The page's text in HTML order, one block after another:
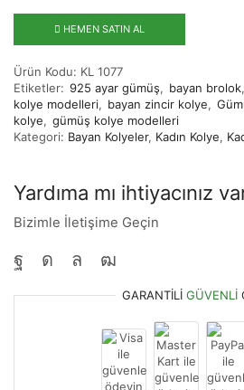
HEMEN SATIN AL
Ürün Kodu: KL 1077
Etiketler: 925 ayar gümüş, bayan brolok,
kolye modelleri, bayan zincir kolye,
kolye, gümüş kolye modelleri
Kategori: Bayan Kolyeler, Kadın Kolye,
Yardıma mı ihtiyacınız
Bizimle İletişime Geçin
GARANTILI GÜVENLI